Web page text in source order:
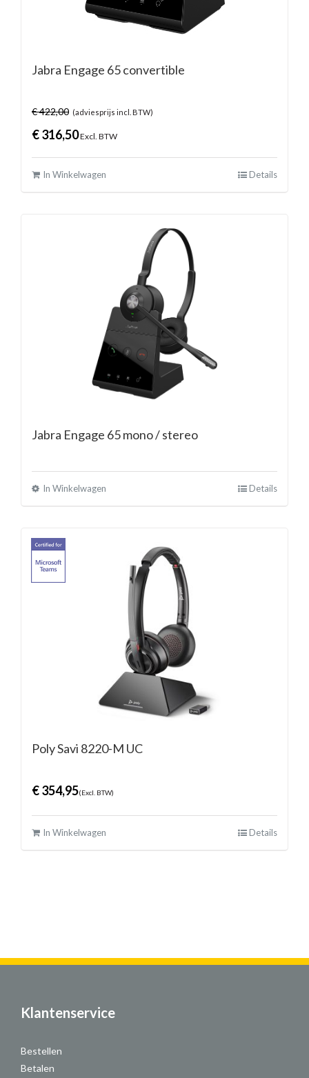
Jabra Engage 65 convertible
€422,00 (adviesprijs incl. BTW)
€316,50Excl. BTW
In Winkelwagen Details
Jabra Engage 65 mono / stereo
In Winkelwagen Details
Poly Savi 8220-M UC
€354,95(Excl. BTW)
In Winkelwagen Details
Klantenservice
Bestellen
Betalen